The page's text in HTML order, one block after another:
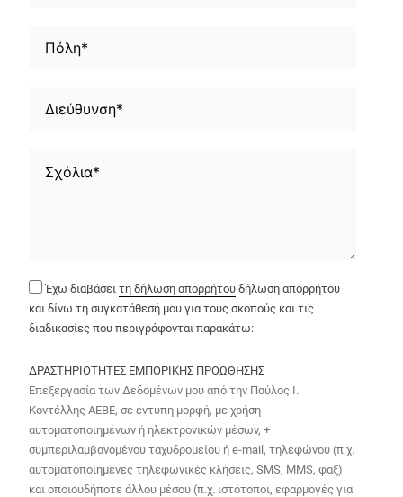
Έχω διαβάσει τη δήλωση απορρήτου δήλωση απορρήτου
και δίνω τη συγκατάθεσή μου για τους σκοπούς και τις
διαδικασίες που περιγράφονται παρακάτω:
ΔΡΑΣΤΗΡΙΟΤΗΤΕΣ ΕΜΠΟΡΙΚΗΣ ΠΡΟΩΘΗΣΗΣ
Επεξεργασία των Δεδομένων μου από την Παύλος Ι.
Κοντέλλης ΑΕΒΕ, σε έντυπη μορφή, με χρήση
αυτοματοποιημένων ή ηλεκτρονικών μέσων, +
συμπεριλαμβανομένου ταχυδρομείου ή e-mail, τηλεφώνου (π.χ.
αυτοματοποιημένες τηλεφωνικές κλήσεις, SMS, MMS, φαξ)
και οποιουδήποτε άλλου μέσου (π.χ. ιστότοποι, εφαρμογές για